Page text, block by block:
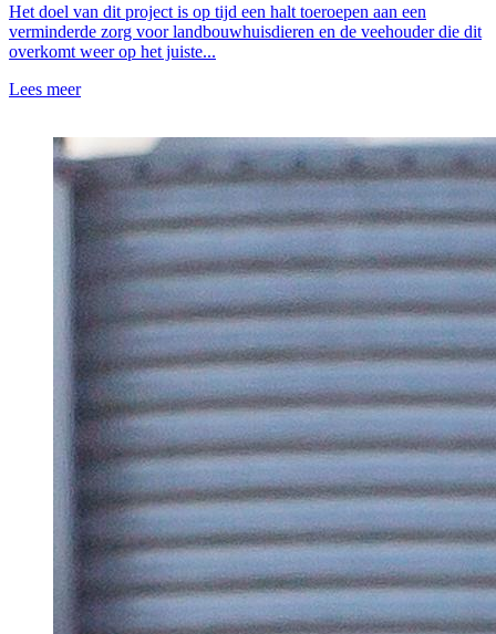
Het doel van dit project is op tijd een halt toeroepen aan een
verminderde zorg voor landbouwhuisdieren en de veehouder die dit
overkomt weer op het juiste...
Lees meer